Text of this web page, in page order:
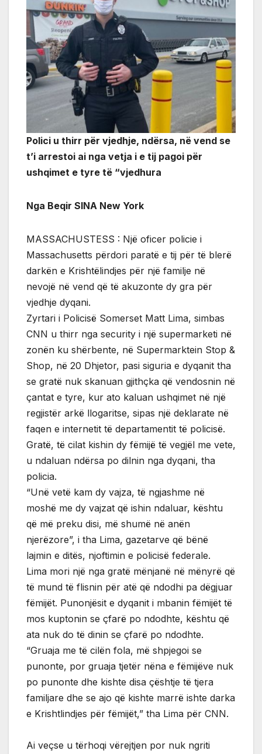
Polici u thirr për vjedhje, ndërsa, në vend se
t’i arrestoi ai nga vetja i e tij pagoi për
ushqimet e tyre të “vjedhura
Nga Beqir SINA New York
MASSACHUSTESS : Një oficer policie i
Massachusetts përdori paratë e tij për të blerë
darkën e Krishtëlindjes për një familje në
nevojë në vend që të akuzonte dy gra për
vjedhje dyqani.
Zyrtari i Policisë Somerset Matt Lima, simbas
CNN u thirr nga security i një supermarketi në
zonën ku shërbente, në Supermarktein Stop &
Shop, në 20 Dhjetor, pasi siguria e dyqanit tha
se gratë nuk skanuan gjithçka që vendosnin në
çantat e tyre, kur ato kaluan ushqimet në një
regjistër arkë llogaritse, sipas një deklarate në
faqen e internetit të departamentit të policisë.
Gratë, të cilat kishin dy fëmijë të vegjël me vete,
u ndaluan ndërsa po dilnin nga dyqani, tha
policia.
“Unë vetë kam dy vajza, të ngjashme në
moshë me dy vajzat që ishin ndaluar, kështu
që më preku disi, më shumë në anën
njerëzore”, i tha Lima, gazetarve që bënë
lajmin e ditës, njoftimin e policisë federale.
Lima mori një nga gratë mënjanë në mënyrë që
të mund të flisnin për atë që ndodhi pa dëgjuar
fëmijët. Punonjësit e dyqanit i mbanin fëmijët të
mos kuptonin se çfarë po ndodhte, kështu që
ata nuk do të dinin se çfarë po ndodhte.
“Gruaja me të cilën fola, më shpjegoi se
punonte, por gruaja tjetër nëna e fëmijëve nuk
po punonte dhe kishte disa çështje të tjera
familjare dhe se ajo që kishte marrë ishte darka
e Krishtlindjes për fëmijët,” tha Lima për CNN.
Ai veçse u tërhoqi vërejtjen por nuk ngriti